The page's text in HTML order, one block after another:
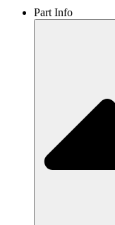
Part Info